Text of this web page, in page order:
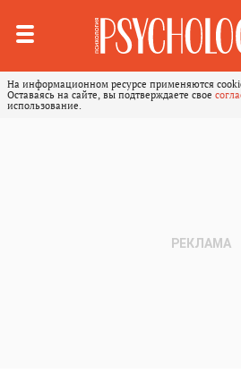
На информационном ресурсе применяются
Оставаясь на сайте, вы подтверждаете свое
использование.